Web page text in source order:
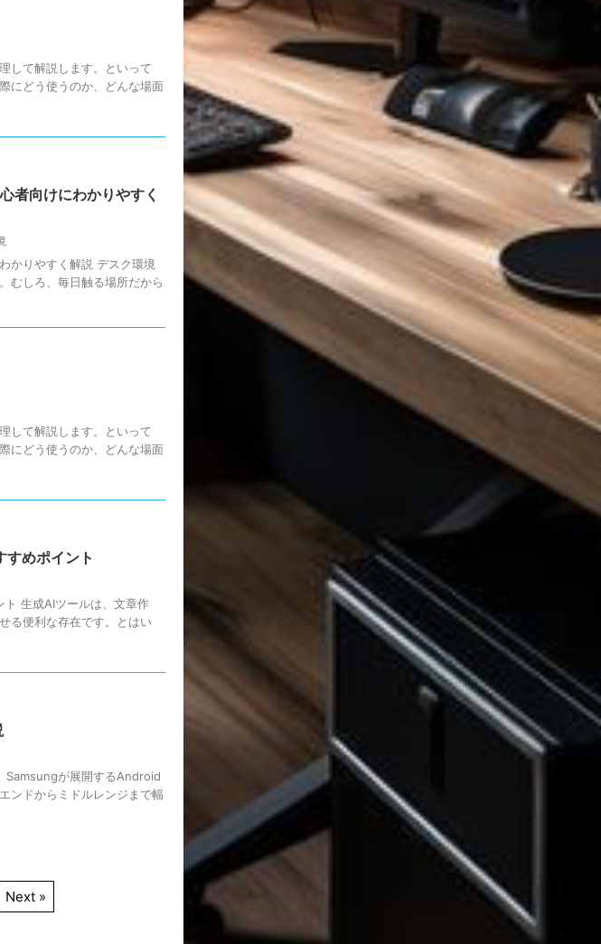
して解説します。といって
にどう使うのか、どんな場面
者向けにわかりやすく
かりやすく解説 デスク環境
むしろ、毎日触る場所だから
して解説します。といって
にどう使うのか、どんな場面
すめポイント
生成AIツールは、文章作
る便利な存在です。とはい
Samsungが展開するAndroid
ンドからミドルレンジまで幅
Next »